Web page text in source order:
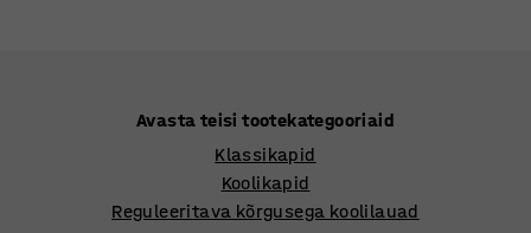
Avasta teisi tootekategooriaid
Klassikapid
Koolikapid
Reguleeritava kõrgusega koolilauad